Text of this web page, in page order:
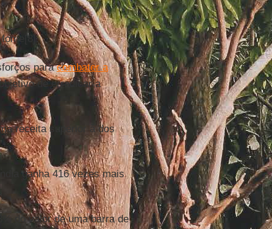
paracombater a
de erradicar a
receita superior à dos
ganha 416 vezes mais
do valor de uma barra de